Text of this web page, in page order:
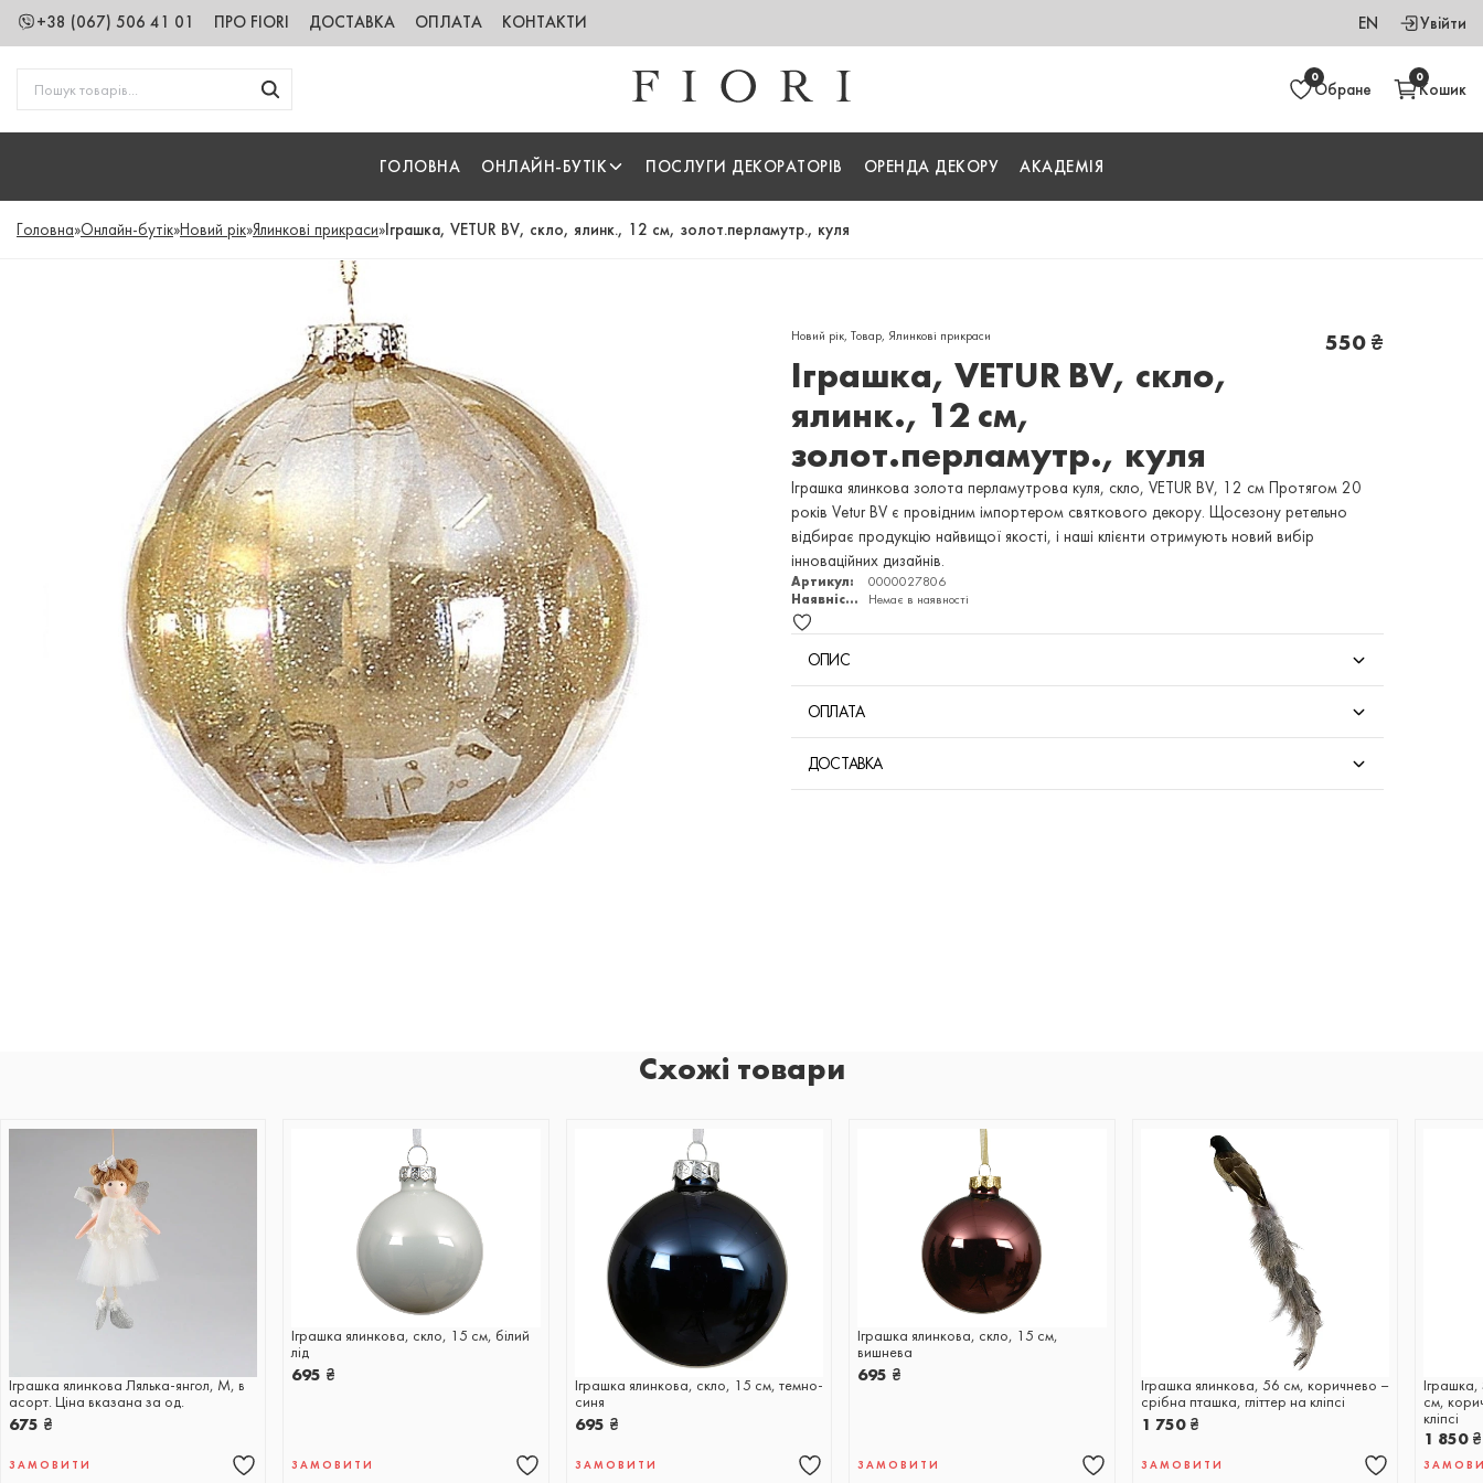
+38 (067) 506 41 01 ПРО FIORI ДОСТАВКА ОПЛАТА КОНТАКТИ EN Увійти
0
Обране
0
Кошик
ГОЛОВНА ОНЛАЙН-БУТІК ПОСЛУГИ ДЕКОРАТОРІВ ОРЕНДА ДЕКОРУ АКАДЕМІЯ
Головна»Онлайн-бутік»Новий рік»Ялинкові прикраси»Іграшка, VETUR BV, скло, ялинк., 12 см, золот.перламутр., куля
Новий рік, Товар, Ялинкові прикраси
Іграшка, VETUR BV, скло,
ялинк., 12 см,
золот.перламутр., куля
550₴
Іграшка ялинкова золота перламутрова куля, скло, VETUR BV, 12 см Протягом 20
років Vetur BV є провідним імпортером святкового декору. Щосезону ретельно
відбирає продукцію найвищої якості, і наші клієнти отримують новий вибір
інноваційних дизайнів.
Артикул:
0000027806
Наявність:
Немає в наявності
ОПИС
ОПЛАТА
ДОСТАВКА
Схожі товари
Іграшка ялинкова Лялька-янгол, М, в
асорт. Ціна вказана за од.
675 ₴
ЗАМОВИТИ
Іграшка ялинкова, скло, 15 см, білий
лід
695 ₴
ЗАМОВИТИ
Іграшка ялинкова, скло, 15 см, темно-
синя
695 ₴
ЗАМОВИТИ
Іграшка ялинкова, скло, 15 см,
вишнева
695 ₴
ЗАМОВИТИ
Іграшка ялинкова, 56 см, коричнево –
срібна пташка, гліттер на кліпсі
1 750 ₴
ЗАМОВИТИ
см,
кліпсі
1 850 ₴